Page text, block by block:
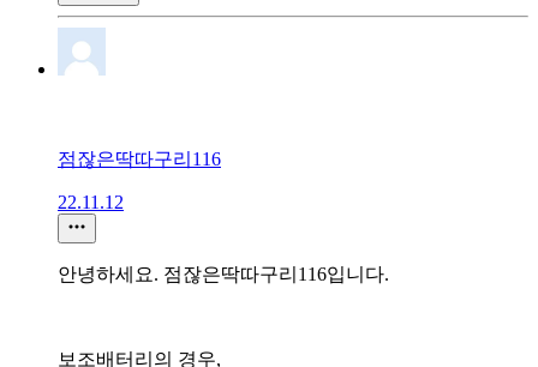
점잖은딱따구리116
22.11.12
안녕하세요. 점잖은딱따구리116입니다.
보조배터리의 경우,